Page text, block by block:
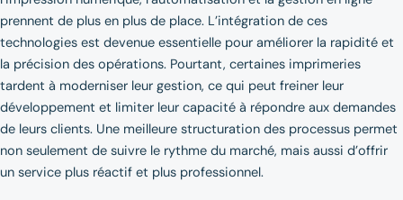
prennent de plus en plus de place. L’intégration de ces
technologies est devenue essentielle pour améliorer la rapidité et
la précision des opérations. Pourtant, certaines imprimeries
tardent à moderniser leur gestion, ce qui peut freiner leur
développement et limiter leur capacité à répondre aux demandes
de leurs clients. Une meilleure structuration des processus permet
non seulement de suivre le rythme du marché, mais aussi d’offrir
un service plus réactif et plus professionnel.